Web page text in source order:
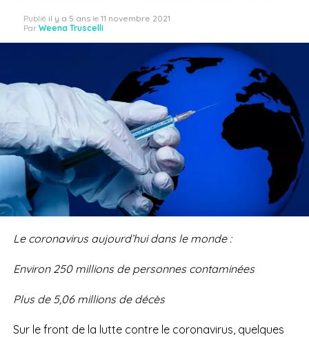
Publié il y a 5 ans le 11 novembre 2021
Par Weena Truscelli
Le coronavirus aujourd’hui dans le monde :
Environ 250 millions de personnes contaminées
Plus de 5,06 millions de décès
Sur le front de la lutte contre le coronavirus, quelques